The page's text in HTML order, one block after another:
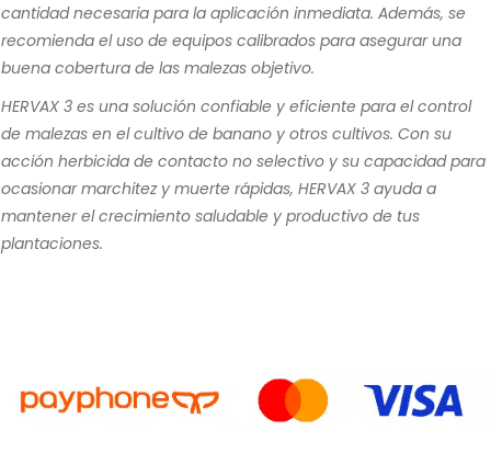
cantidad necesaria para la aplicación inmediata. Además, se
recomienda el uso de equipos calibrados para asegurar una
buena cobertura de las malezas objetivo.
HERVAX 3 es una solución confiable y eficiente para el control
de malezas en el cultivo de banano y otros cultivos. Con su
acción herbicida de contacto no selectivo y su capacidad para
ocasionar marchitez y muerte rápidas, HERVAX 3 ayuda a
mantener el crecimiento saludable y productivo de tus
plantaciones.